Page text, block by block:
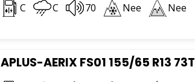
C C 70 Nee Nee
APLUS-AERIX FS01 155/65 R13 73T